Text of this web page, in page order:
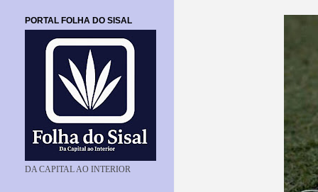
PORTAL FOLHA DO SISAL
DA CAPITAL AO INTERIOR